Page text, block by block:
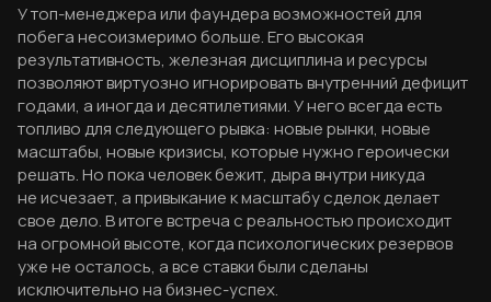
У топ-менеджера или фаундера возможностей для
побега несоизмеримо больше. Его высокая
результативность, железная дисциплина и ресурсы
позволяют виртуозно игнорировать внутренний дефицит
годами, а иногда и десятилетиями. У него всегда есть
топливо для следующего рывка: новые рынки, новые
масштабы, новые кризисы, которые нужно героически
решать. Но пока человек бежит, дыра внутри никуда
не исчезает, а привыкание к масштабу сделок делает
свое дело. В итоге встреча с реальностью происходит
на огромной высоте, когда психологических резервов
уже не осталось, а все ставки были сделаны
исключительно на бизнес-успех.